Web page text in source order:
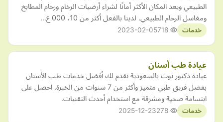
الطبيعي ويعد المكان الأكثر أمانًا لشراء أرضيات الرخام ورخام المطابخ
ومغاسل الرخام الطبيعي. لدينا بالفعل أكثر من 10، 000 ع…
خدمات 2023-02-05
عيادة طب أسنان
عيادة دكتور توث بالسعودية تقدم لك أفضل خدمات طب الأسنان
بفضل فريق طبي متميز وأكثر من 7 سنوات من الخبرة. احصل على
ابتسامة صحية ومشرقة مع استخدام أحدث التقنيات.
خدمات 2025-12-23